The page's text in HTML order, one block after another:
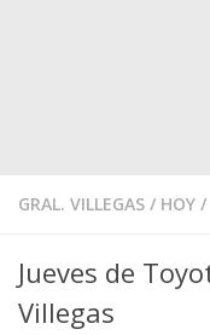
GRAL. VILLEGAS / HOY /
Jueves de
Villegas